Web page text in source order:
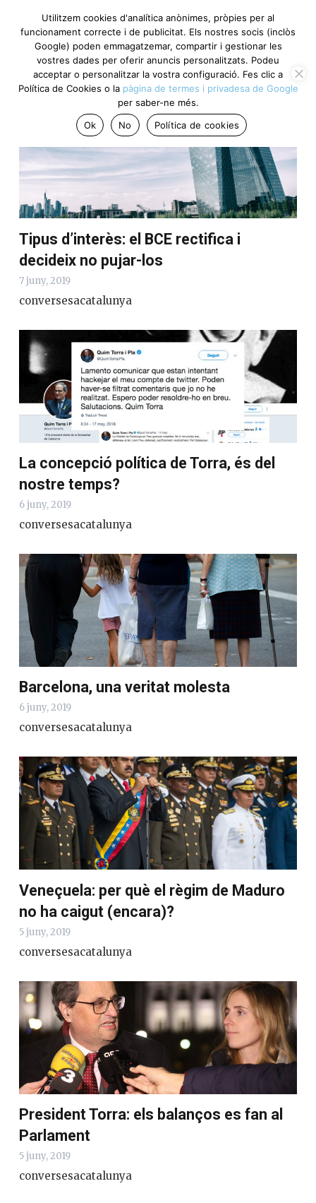
Punts clau del dia
Tipus d’interès: el BCE rectifica i
decideix no pujar-los
7 juny, 2019
conversesacatalunya
La concepció política de Torra, és del
nostre temps?
6 juny, 2019
conversesacatalunya
Barcelona, una veritat molesta
6 juny, 2019
conversesacatalunya
Veneçuela: per què el règim de Maduro
no ha caigut (encara)?
5 juny, 2019
conversesacatalunya
President Torra: els balanços es fan al
Parlament
5 juny, 2019
conversesacatalunya
Utilitzem cookies d'analítica anònimes, pròpies per al
funcionament correcte i de publicitat. Els nostres socis (inclòs
Google) poden emmagatzemar, compartir i gestionar les
vostres dades per oferir anuncis personalitzats. Podeu
acceptar o personalitzar la vostra configuració. Fes clic a
Política de Cookies o la pàgina de termes i privadesa de Google
per saber-ne més.
Ok
No Política de cookies